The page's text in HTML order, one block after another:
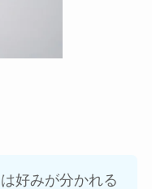
好みが分かれる